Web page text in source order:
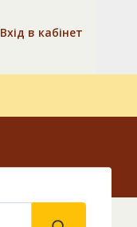
Вхід в кабінет